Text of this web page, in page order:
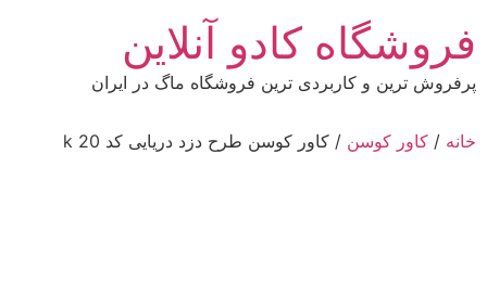
محتوا
فروشگاه کادو آنلاین
پرفروش ترین و کاربردی ترین فروشگاه ماگ در ایران
خانه / کاور کوسن / کاور کوسن طرح دزد دریایی کد k 20